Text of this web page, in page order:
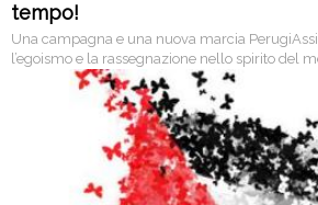
tempo!
Una campagna e una nuova marcia
l’egoismo e la rassegnazione nello spirito del
Francesco.